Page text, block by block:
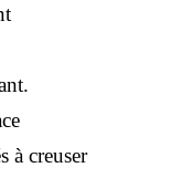
à creuser